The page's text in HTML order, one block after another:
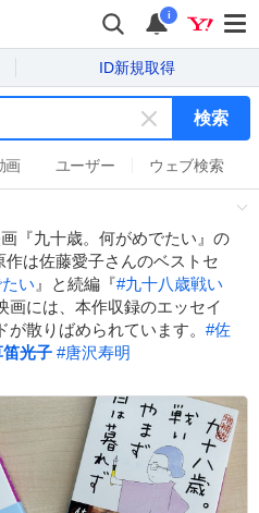
i
ID新規取得
キ
ー
ワ
ド
を
消
す
検索
画 ユーザー ウェブ検索
『九十歳。何がめでたい』の
作は佐藤愛子さんのベストセ
い 』と続編『#九十八歳戦い
画には、本作収録のエッセイ
散りばめられています。 #佐
笛光子 #唐沢寿明